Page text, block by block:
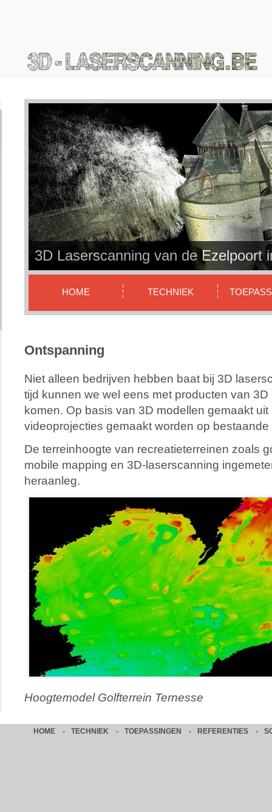
3D Laserscanning van de Ezelpoort
HOME TECHNIEK
Ontspanning
Niet alleen bedrijven hebben baat bij 3D
tijd kunnen we wel eens met producten van
komen. Op basis van 3D modellen gemaakt
videoprojecties gemaakt worden op
De terreinhoogte van recreatieterreinen zoals
mobile mapping en 3D-laserscanning
heraanleg.
Hoogtemodel Golfterrein Ternesse
HOME - TECHNIEK - TOEPASSINGEN - REFERENTIES -